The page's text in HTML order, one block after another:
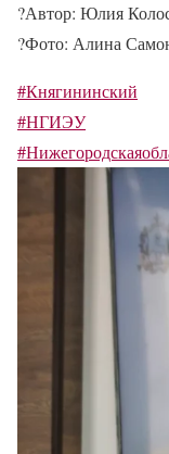
?Автор: Юлия
?Фото: Алина
#Княгининский
#НГИЭУ